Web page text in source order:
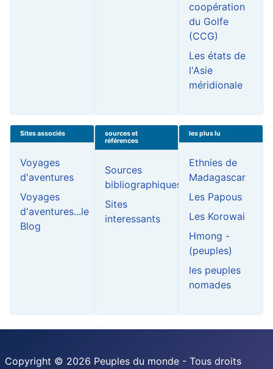
coopération
du Golfe
(CCG)
Les états de
l'Asie
méridionale
Sites associés
Voyages
d'aventures
Voyages
d'aventures...le
Blog
sources et
références
Sources
bibliographiques
Sites
interessants
les plus lu
Ethnies de
Madagascar
Les Papous
Les Korowai
Hmong -
(peuples)
les peuples
nomades
Copyright © 2026 Peuples du monde - Tous droits